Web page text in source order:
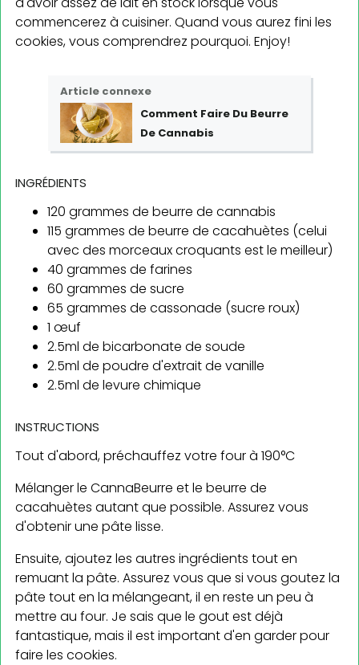
commencerez à cuisiner. Quand vous aurez fini les
cookies, vous comprendrez pourquoi. Enjoy!
Article connexe
Comment Faire Du Beurre
De Cannabis
INGRÉDIENTS
120 grammes de beurre de cannabis
115 grammes de beurre de cacahuètes (celui
avec des morceaux croquants est le meilleur)
40 grammes de farines
60 grammes de sucre
65 grammes de cassonade (sucre roux)
1 œuf
2.5ml de bicarbonate de soude
2.5ml de poudre d'extrait de vanille
2.5ml de levure chimique
INSTRUCTIONS
Tout d'abord, préchauffez votre four à 190°C
Mélanger le CannaBeurre et le beurre de
cacahuètes autant que possible. Assurez vous
d'obtenir une pâte lisse.
Ensuite, ajoutez les autres ingrédients tout en
remuant la pâte. Assurez vous que si vous goutez la
pâte tout en la mélangeant, il en reste un peu à
mettre au four. Je sais que le gout est déjà
fantastique, mais il est important d'en garder pour
faire les cookies.